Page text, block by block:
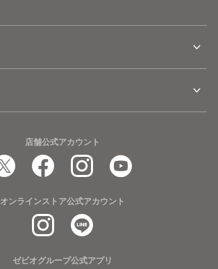
店舗公式アカウント
オンラインストア公式アカウント
ゼビオグループ公式アプリ